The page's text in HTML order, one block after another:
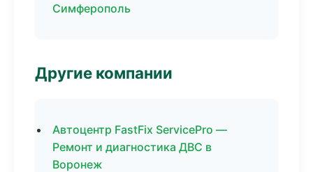
Симферополь
Другие компании
Автоцентр FastFix ServicePro —
Ремонт и диагностика ДВС в
Воронеж